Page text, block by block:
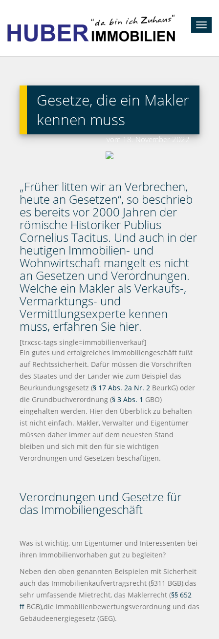
Gesetze, die ein Makler
kennen muss
vom 18. November 2022
„Früher litten wir an Verbrechen,
heute an Gesetzen“, so beschrieb
es bereits vor 2000 Jahren der
römische Historiker Publius
Cornelius Tacitus. Und auch in der
heutigen Immobilien- und
Wohnwirtschaft mangelt es nicht
an Gesetzen und Verordnungen.
Welche ein Makler als Verkaufs-,
Vermarktungs- und
Vermittlungsexperte kennen
muss, erfahren Sie hier.
[trxcsc-tags single=immobilienverkauf]
Ein gutes und erfolgreiches Immobiliengeschäft fußt
auf Rechtssicherheit. Dafür müssen die Vorschriften
des Staates und der Länder wie zum Beispiel das
Beurkundungsgesetz (§ 17 Abs. 2a Nr. 2 BeurkG) oder
die Grundbuchverordnung (§ 3 Abs. 1 GBO)
eingehalten werden. Hier den Überblick zu behalten
ist nicht einfach. Makler, Verwalter und Eigentümer
müssen daher immer auf dem neuesten Stand
bleiben und sich mit den für sie wichtigen
Verordnungen und Gesetzen beschäftigen.
Verordnungen und Gesetze für
das Immobiliengeschäft
Was ist wichtig, um Eigentümer und Interessenten bei
ihren Immobilienvorhaben gut zu begleiten?
Neben den oben genannten Beispielen mit Sicherheit
auch das Immobilienkaufvertragsrecht (§311 BGB),das
sehr umfassende Mietrecht, das Maklerrecht (§§ 652
ff BGB),die Immobilienbewertungsverordnung und das
Gebäudeenergiegesetz (GEG).